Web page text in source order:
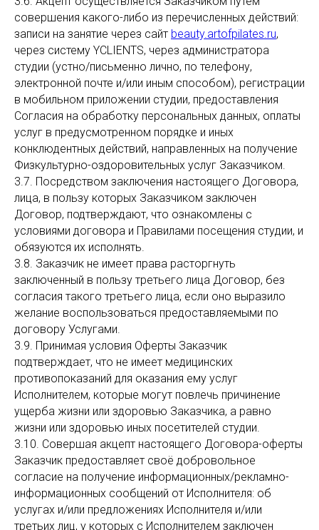
совершения какого-либо из перечисленных действий:
записи на занятие через сайт beauty.artofpilates.ru,
через систему YCLIENTS, через администратора
студии (устно/письменно лично, по телефону,
электронной почте и/или иным способом), регистрации
в мобильном приложении студии, предоставления
Согласия на обработку персональных данных, оплаты
услуг в предусмотренном порядке и иных
конклюдентных действий, направленных на получение
Физкультурно-оздоровительных услуг Заказчиком.
3.7. Посредством заключения настоящего Договора,
лица, в пользу которых Заказчиком заключен
Договор, подтверждают, что ознакомлены с
условиями договора и Правилами посещения студии, и
обязуются их исполнять.
3.8. Заказчик не имеет права расторгнуть
заключенный в пользу третьего лица Договор, без
согласия такого третьего лица, если оно выразило
желание воспользоваться предоставляемыми по
договору Услугами.
3.9. Принимая условия Оферты Заказчик
подтверждает, что не имеет медицинских
противопоказаний для оказания ему услуг
Исполнителем, которые могут повлечь причинение
ущерба жизни или здоровью Заказчика, а равно
жизни или здоровью иных посетителей студии.
3.10. Совершая акцепт настоящего Договора-оферты
Заказчик предоставляет своё добровольное
согласие на получение информационных/рекламно-
информационных сообщений от Исполнителя: об
услугах и/или предложениях Исполнителя и/или
третьих лиц, у которых с Исполнителем заключен